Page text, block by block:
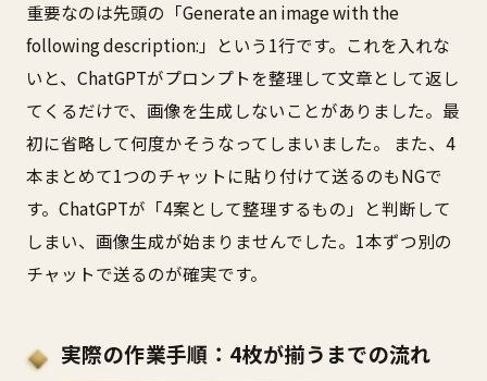
重要なのは先頭の「Generate an image with the
following description:」という1行です。これを入れな
いと、ChatGPTがプロンプトを整理して文章として返し
てくるだけで、画像を生成しないことがありました。最
初に省略して何度かそうなってしまいました。 また、4
本まとめて1つのチャットに貼り付けて送るのもNGで
す。ChatGPTが「4案として整理するもの」と判断して
しまい、画像生成が始まりませんでした。1本ずつ別の
チャットで送るのが確実です。
実際の作業手順：4枚が揃うまでの流れ